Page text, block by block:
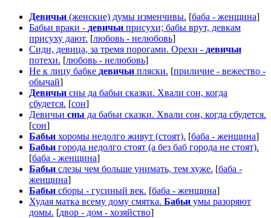
Девичьи (женские) думы изменчивы. [баба - женщина]
Бабьи враки - девичьи присухи; бабы врут, девкам
присуху дают. [любовь - нелюбовь]
Сиди, девица, за тремя порогами. Орехи - девичьи
потехи. [любовь - нелюбовь]
Не к лицу бабке девичьи пляски. [приличие - вежество -
обычай]
Девичьи сны да бабьи сказки. Хвали сон, когда
сбудется. [сон]
Девичьи сны да бабьи сказки. Хвали сон, когда сбудется.
[сон]
Бабьи хоромы недолго живут (стоят). [баба - женщина]
Бабьи города недолго стоят (а без баб города не стоят).
[баба - женщина]
Бабьи слезы чем больше унимать, тем хуже. [баба -
женщина]
Бабьи сборы - гусиный век. [баба - женщина]
Худая матка всему дому смятка. Бабьи умы разоряют
домы. [двор - дом - хозяйство]